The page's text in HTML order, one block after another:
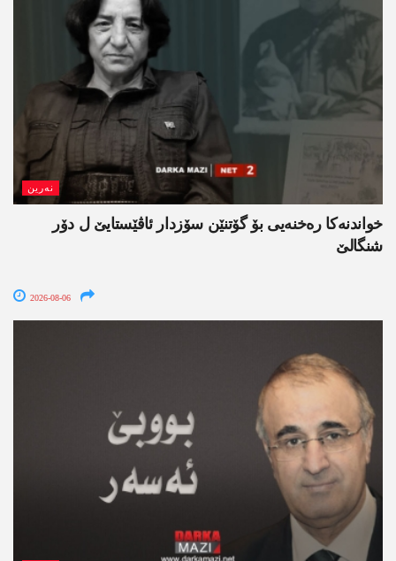
نەرین
خواندنه‌كا رەخنەیی بۆ گۆتنێن سۆزدار ئاڤێستایێ ل دۆر
شنگالێ
2026-08-06